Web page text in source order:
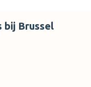
bij Brussel